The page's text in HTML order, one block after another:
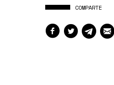
COMPARTE